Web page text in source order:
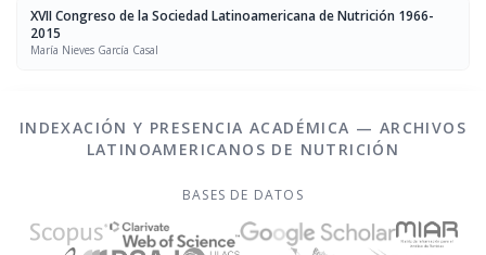
XVII Congreso de la Sociedad Latinoamericana de Nutrición 1966-
2015
María Nieves García Casal
INDEXACIÓN Y PRESENCIA ACADÉMICA — ARCHIVOS
LATINOAMERICANOS DE NUTRICIÓN
BASES DE DATOS